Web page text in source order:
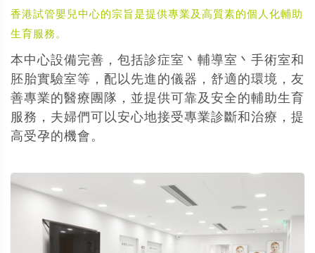
香港試管嬰兒中心的宗旨是提供專業及高質素的個人化輔助
生育服務。
本中心設備完善，包括診症室丶輔導室丶手術室和
胚胎實驗室等，配以先進的儀器，舒適的環境，友
善專業的醫療團隊，並提供可靠及安全的輔助生育
服務，夫婦們可以安心地接受專業診斷和治療，提
高受孕的機會。